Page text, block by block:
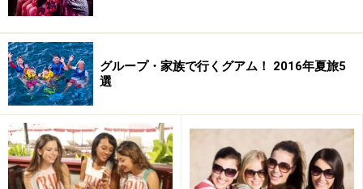
グループ・家族で行くグアム！ 2016年夏旅5
選